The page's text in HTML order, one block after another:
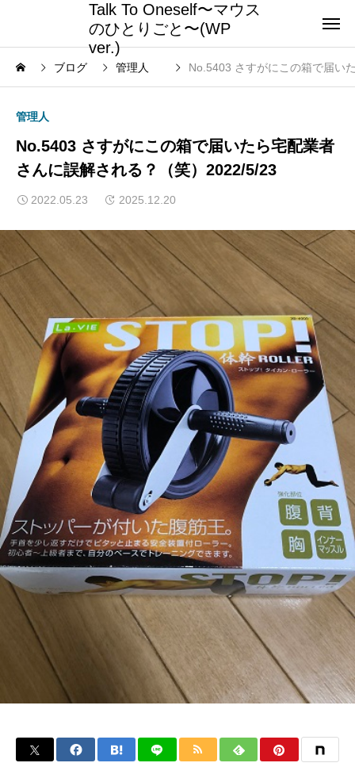
Talk To Oneself〜マウス
のひとりごと〜(WP
ver.)
ブログ 管理人 No.5403 さすがにこの箱で届い
管理人
No.5403 さすがにこの箱で届いたら宅配業者
さんに誤解される？（笑）2022/5/23
2022.05.23 2025.12.20